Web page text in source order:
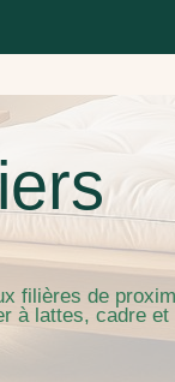
filières de
à lattes, cadre